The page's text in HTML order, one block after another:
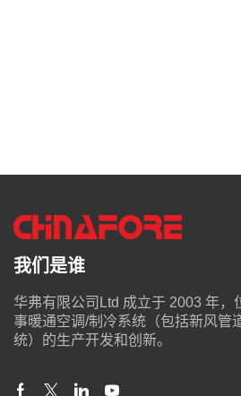
我们是谁
华弗有限公司Ltd 成立于 2003 年，
事暖通空调/制冷系统（包括新风管
统）的生产开发和创新。